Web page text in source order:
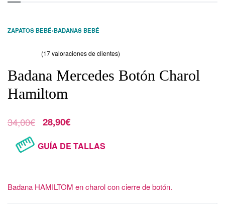
ZAPATOS BEBÉ›BADANAS BEBÉ
(17valoraciones de clientes)
Badana Mercedes Botón Charol
Hamiltom
34,00€ 28,90€
GUÍA DE TALLAS
Badana HAMILTOM en charol con cierre de botón.